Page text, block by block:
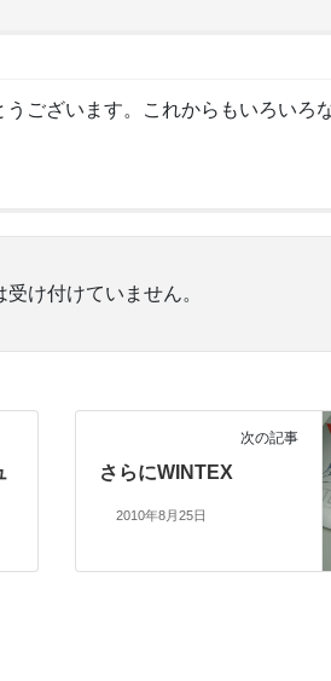
ございます。これからもいろいろ
受け付けていません。
次の記事
さらにWINTEX
2010年8月25日